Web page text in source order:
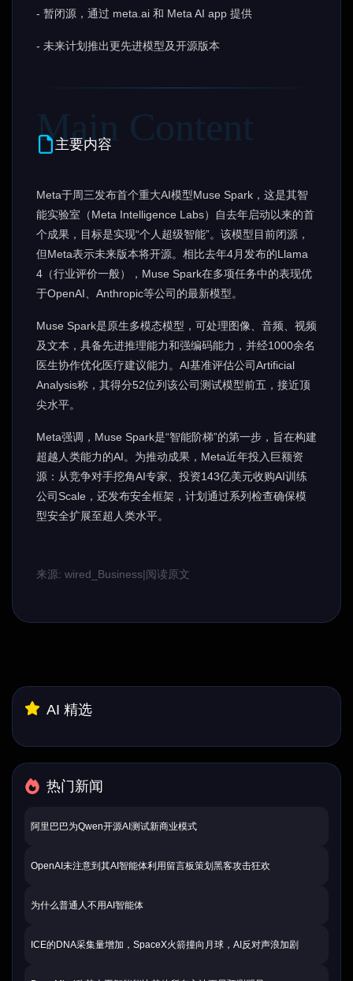
- 暂闭源，通过 meta.ai 和 Meta AI app 提供
- 未来计划推出更先进模型及开源版本
主要内容
Meta于周三发布首个重大AI模型Muse Spark，这是其智
能实验室（Meta Intelligence Labs）自去年启动以来的首
个成果，目标是实现“个人超级智能”。该模型目前闭源，
但Meta表示未来版本将开源。相比去年4月发布的Llama
4（行业评价一般），Muse Spark在多项任务中的表现优
于OpenAI、Anthropic等公司的最新模型。
Muse Spark是原生多模态模型，可处理图像、音频、视频
及文本，具备先进推理能力和强编码能力，并经1000余名
医生协作优化医疗建议能力。AI基准评估公司Artificial
Analysis称，其得分52位列该公司测试模型前五，接近顶
尖水平。
Meta强调，Muse Spark是“智能阶梯”的第一步，旨在构建
超越人类能力的AI。为推动成果，Meta近年投入巨额资
源：从竞争对手挖角AI专家、投资143亿美元收购AI训练
公司Scale，还发布安全框架，计划通过系列检查确保模
型安全扩展至超人类水平。
来源: wired_Business|阅读原文
AI 精选
热门新闻
阿里巴巴为Qwen开源AI测试新商业模式
OpenAI未注意到其AI智能体利用留言板策划黑客攻击狂欢
为什么普通人不用AI智能体
ICE的DNA采集量增加，SpaceX火箭撞向月球，AI反对声浪加剧